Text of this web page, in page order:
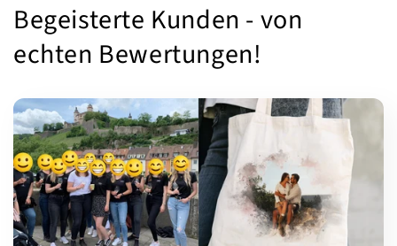
Begeisterte Kunden - von
echten Bewertungen!